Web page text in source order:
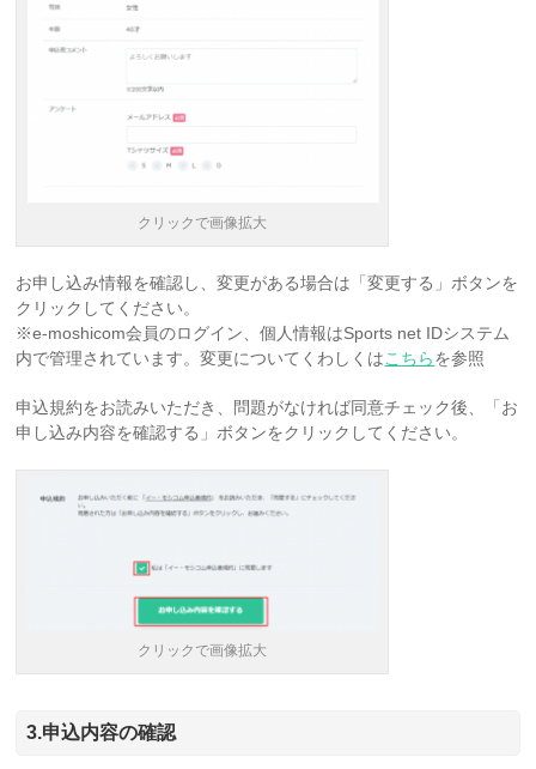
クリックで画像拡大
お申し込み情報を確認し、変更がある場合は「変更する」ボタンを
クリックしてください。
※e-moshicom会員のログイン、個人情報はSports net IDシステム
内で管理されています。変更についてくわしくはこちらを参照
申込規約をお読みいただき、問題がなければ同意チェック後、「お
申し込み内容を確認する」ボタンをクリックしてください。
クリックで画像拡大
3.申込内容の確認